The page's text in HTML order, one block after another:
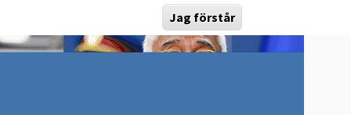
Jag förstår